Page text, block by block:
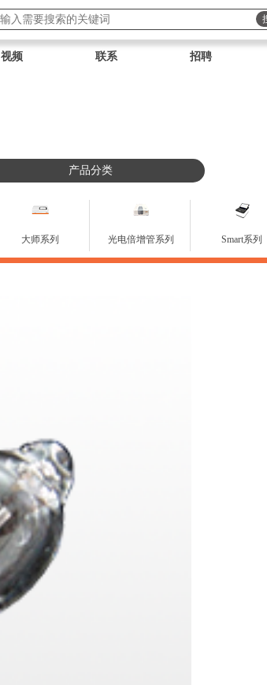
视频 联系 招聘
产品分类
大师系列 光电倍增管系列 Smart系列